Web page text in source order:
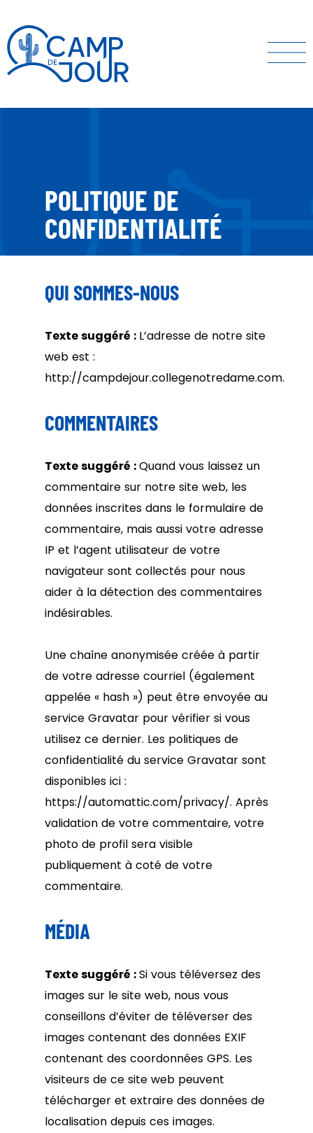
POLITIQUE DE
CONFIDENTIALITÉ
QUI SOMMES-NOUS
Texte suggéré : L’adresse de notre site
web est :
http://campdejour.collegenotredame.com.
COMMENTAIRES
Texte suggéré :Quand vous laissez un
commentaire sur notre site web, les
données inscrites dans le formulaire de
commentaire, mais aussi votre adresse
IP et l’agent utilisateur de votre
navigateur sont collectés pour nous
aider à la détection des commentaires
indésirables.
Une chaîne anonymisée créée à partir
de votre adresse courriel (également
appelée « hash ») peut être envoyée au
service Gravatar pour vérifier si vous
utilisez ce dernier. Les politiques de
confidentialité du service Gravatar sont
disponibles ici :
https://automattic.com/privacy/. Après
validation de votre commentaire, votre
photo de profil sera visible
publiquement à coté de votre
commentaire.
MÉDIA
Texte suggéré :Si vous téléversez des
images sur le site web, nous vous
conseillons d’éviter de téléverser des
images contenant des données EXIF
contenant des coordonnées GPS. Les
visiteurs de ce site web peuvent
télécharger et extraire des données de
localisation depuis ces images.